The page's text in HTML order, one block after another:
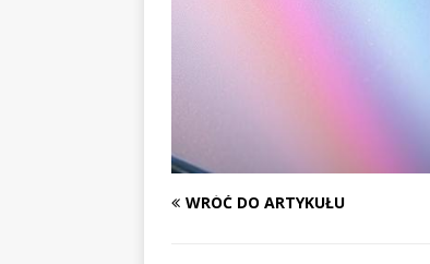
WRÓĆ DO ARTYKUŁU